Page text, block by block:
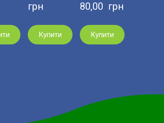
грн
Купити
80,00  грн
Купити